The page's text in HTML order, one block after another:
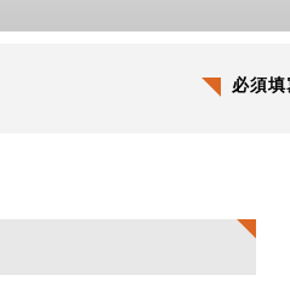
必須填